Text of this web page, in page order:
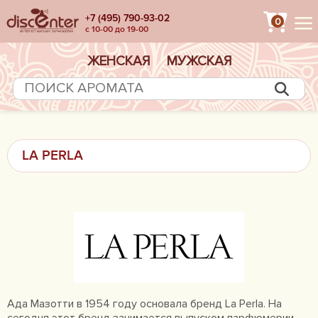
+7 (495) 790-93-02
с 10-00 до 19-00
0
ЖЕНСКАЯ МУЖСКАЯ
LA PERLA
Ада Мазотти в 1954 году основала бренд La Perla. На